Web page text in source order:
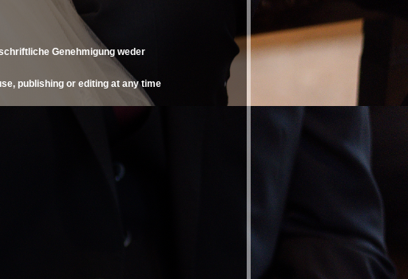
Genehmigung weder
publishing or editing at any time